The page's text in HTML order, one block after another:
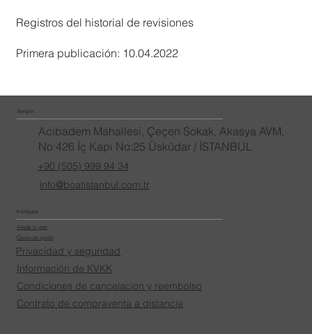
Registros del historial de revisiones
Primera publicación: 10.04.2022
İletişim
Acıbadem Mahallesi, Çeçen Sokak, Akasya AVM,
No:426 İç Kapı No:25 Üsküdar / İSTANBUL
+90 (505) 999 94 34
info@boatistanbul.com.tr
Politikalar
Añade tu yate
Centro de ayuda
Privacidad y seguridad
Información de KVKK
Condiciones de cancelación y reembolso
Contrato de compraventa a distancia